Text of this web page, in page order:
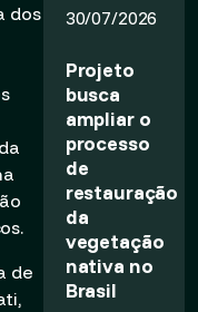
dos
de
30/07/2026
Projeto
busca
ampliar o
processo
de
restauração
da
vegetação
nativa no
Brasil